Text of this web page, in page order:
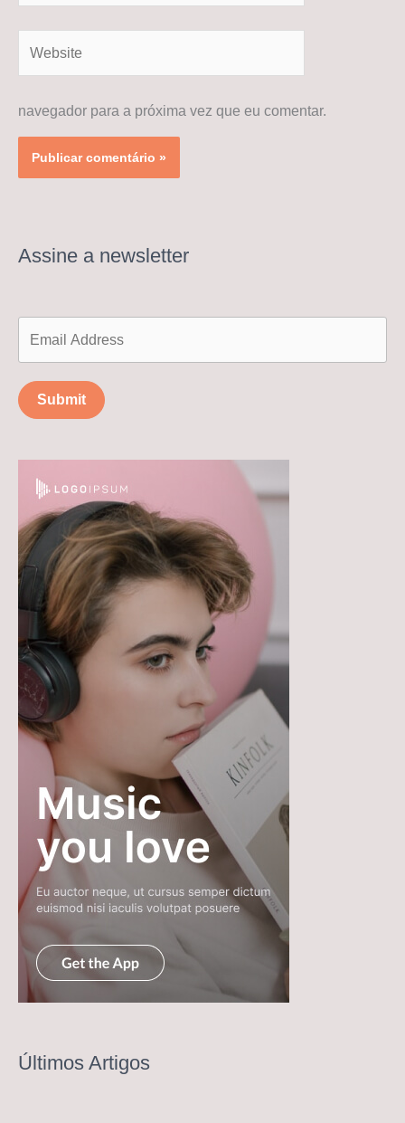
navegador para a próxima vez que eu comentar.
Assine a newsletter
Submit
Últimos Artigos